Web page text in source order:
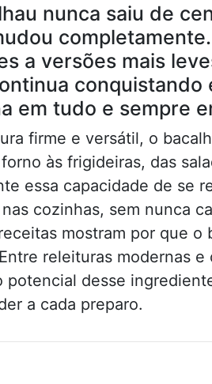
nunca saiu de
a versões mais
conquistando
em tudo e sempre
firme e versátil, o
às frigideiras, das
essa capacidade de se
cozinhas, sem nunca
mostram por que
releituras modernas
potencial desse
a cada preparo.